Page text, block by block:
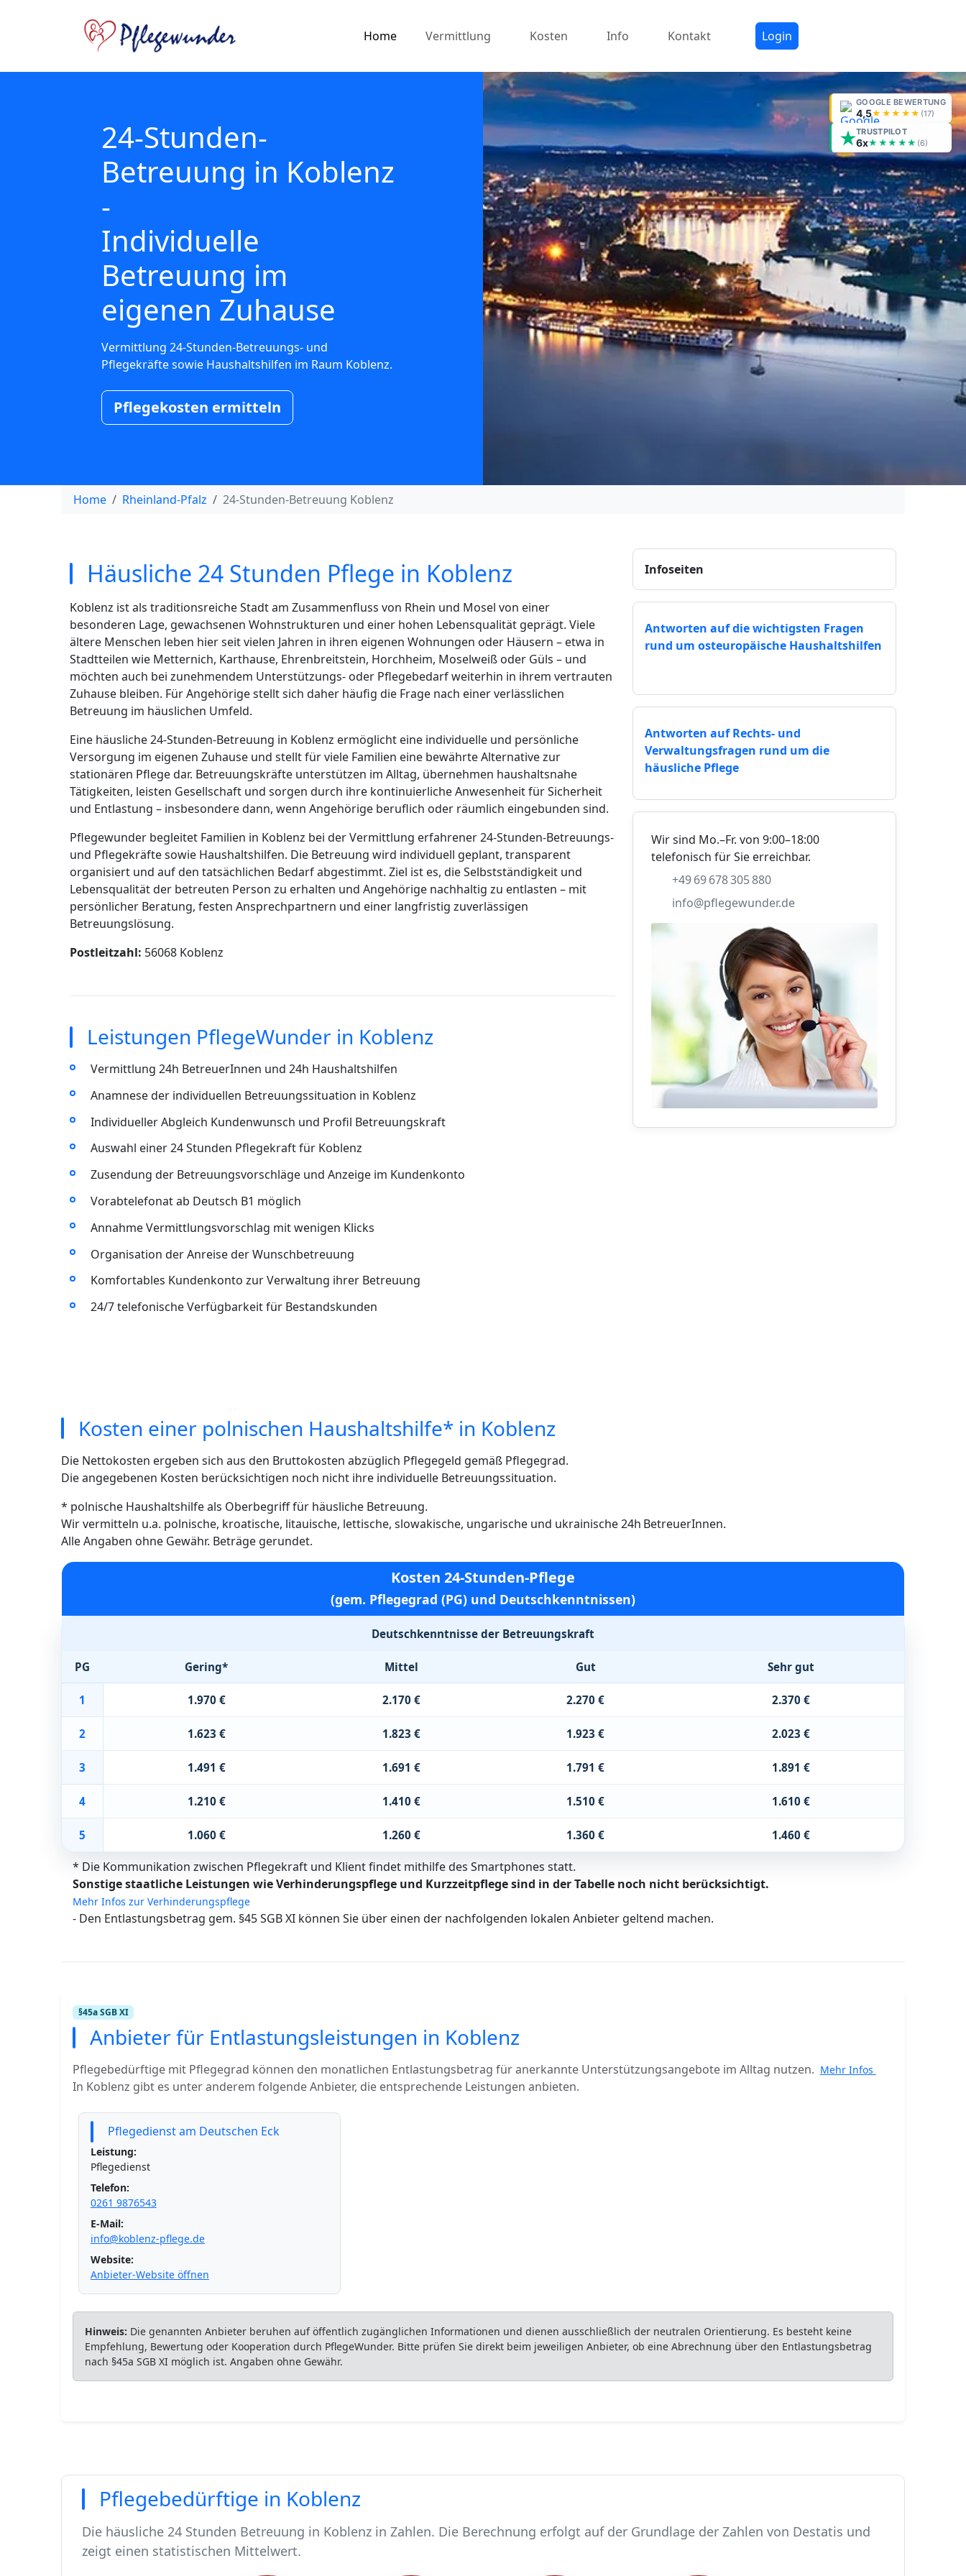
Home Vermittlung Kosten Info Kontakt Login
GOOGLE BEWERTUNG
4,5★★★★★ (17)
TRUSTPILOT
6x★★★★★ (6)
24-Stunden-
Betreuung in Koblenz
-
Individuelle
Betreuung im
eigenen Zuhause
Vermittlung 24-Stunden-Betreuungs- und
Pflegekräfte sowie Haushaltshilfen im Raum Koblenz.
Pflegekosten ermitteln
Home Rheinland-Pfalz 24-Stunden-Betreuung Koblenz
Häusliche 24 Stunden Pflege in Koblenz
Koblenz ist als traditionsreiche Stadt am Zusammenfluss von Rhein und Mosel von einer
besonderen Lage, gewachsenen Wohnstrukturen und einer hohen Lebensqualität geprägt. Viele
ältere Menschen leben hier seit vielen Jahren in ihren eigenen Wohnungen oder Häusern – etwa in
Stadtteilen wie Metternich, Karthause, Ehrenbreitstein, Horchheim, Moselweiß oder Güls – und
möchten auch bei zunehmendem Unterstützungs- oder Pflegebedarf weiterhin in ihrem vertrauten
Zuhause bleiben. Für Angehörige stellt sich daher häufig die Frage nach einer verlässlichen
Betreuung im häuslichen Umfeld.
Eine häusliche 24-Stunden-Betreuung in Koblenz ermöglicht eine individuelle und persönliche
Versorgung im eigenen Zuhause und stellt für viele Familien eine bewährte Alternative zur
stationären Pflege dar. Betreuungskräfte unterstützen im Alltag, übernehmen haushaltsnahe
Tätigkeiten, leisten Gesellschaft und sorgen durch ihre kontinuierliche Anwesenheit für Sicherheit
und Entlastung – insbesondere dann, wenn Angehörige beruflich oder räumlich eingebunden sind.
Pflegewunder begleitet Familien in Koblenz bei der Vermittlung erfahrener 24-Stunden-Betreuungs-
und Pflegekräfte sowie Haushaltshilfen. Die Betreuung wird individuell geplant, transparent
organisiert und auf den tatsächlichen Bedarf abgestimmt. Ziel ist es, die Selbstständigkeit und
Lebensqualität der betreuten Person zu erhalten und Angehörige nachhaltig zu entlasten – mit
persönlicher Beratung, festen Ansprechpartnern und einer langfristig zuverlässigen
Betreuungslösung.
Postleitzahl: 56068 Koblenz
Leistungen PflegeWunder in Koblenz
Vermittlung 24h BetreuerInnen und 24h Haushaltshilfen
Anamnese der individuellen Betreuungssituation in Koblenz
Individueller Abgleich Kundenwunsch und Profil Betreuungskraft
Auswahl einer 24 Stunden Pflegekraft für Koblenz
Zusendung der Betreuungsvorschläge und Anzeige im Kundenkonto
Vorabtelefonat ab Deutsch B1 möglich
Annahme Vermittlungsvorschlag mit wenigen Klicks
Organisation der Anreise der Wunschbetreuung
Komfortables Kundenkonto zur Verwaltung ihrer Betreuung
24/7 telefonische Verfügbarkeit für Bestandskunden
Infoseiten
Antworten auf die wichtigsten Fragen
rund um osteuropäische Haushaltshilfen
Antworten auf Rechts- und
Verwaltungsfragen rund um die
häusliche Pflege
Wir sind Mo.–Fr. von 9:00–18:00
telefonisch für Sie erreichbar.
+49 69 678 305 880
info@pflegewunder.de
Kosten einer polnischen Haushaltshilfe* in Koblenz
Die Nettokosten ergeben sich aus den Bruttokosten abzüglich Pflegegeld gemäß Pflegegrad.
Die angegebenen Kosten berücksichtigen noch nicht ihre individuelle Betreuungssituation.
* polnische Haushaltshilfe als Oberbegriff für häusliche Betreuung.
Wir vermitteln u.a. polnische, kroatische, litauische, lettische, slowakische, ungarische und ukrainische 24h BetreuerInnen.
Alle Angaben ohne Gewähr. Beträge gerundet.
Kosten 24-Stunden-Pflege
(gem. Pflegegrad (PG) und Deutschkenntnissen)
Deutschkenntnisse der Betreuungskraft
PG Gering* Mittel Gut Sehr gut
1 1.970 € 2.170 € 2.270 € 2.370 €
2 1.623 € 1.823 € 1.923 € 2.023 €
3 1.491 € 1.691 € 1.791 € 1.891 €
4 1.210 € 1.410 € 1.510 € 1.610 €
5 1.060 € 1.260 € 1.360 € 1.460 €
* Die Kommunikation zwischen Pflegekraft und Klient findet mithilfe des Smartphones statt.
Sonstige staatliche Leistungen wie Verhinderungspflege und Kurzzeitpflege sind in der Tabelle noch nicht berücksichtigt.
Mehr Infos zur Verhinderungspflege
- Den Entlastungsbetrag gem. §45 SGB XI können Sie über einen der nachfolgenden lokalen Anbieter geltend machen.
§45a SGB XI
Anbieter für Entlastungsleistungen in Koblenz
Pflegebedürftige mit Pflegegrad können den monatlichen Entlastungsbetrag für anerkannte Unterstützungsangebote im Alltag nutzen. Mehr Infos
In Koblenz gibt es unter anderem folgende Anbieter, die entsprechende Leistungen anbieten.
Pflegedienst am Deutschen Eck
Leistung:
Pflegedienst
Telefon:
0261 9876543
E-Mail:
info@koblenz-pflege.de
Website:
Anbieter-Website öffnen
Hinweis: Die genannten Anbieter beruhen auf öffentlich zugänglichen Informationen und dienen ausschließlich der neutralen Orientierung. Es besteht keine
Empfehlung, Bewertung oder Kooperation durch PflegeWunder. Bitte prüfen Sie direkt beim jeweiligen Anbieter, ob eine Abrechnung über den Entlastungsbetrag
nach §45a SGB XI möglich ist. Angaben ohne Gewähr.
Pflegebedürftige in Koblenz
Die häusliche 24 Stunden Betreuung in Koblenz in Zahlen. Die Berechnung erfolgt auf der Grundlage der Zahlen von Destatis und
zeigt einen statistischen Mittelwert.